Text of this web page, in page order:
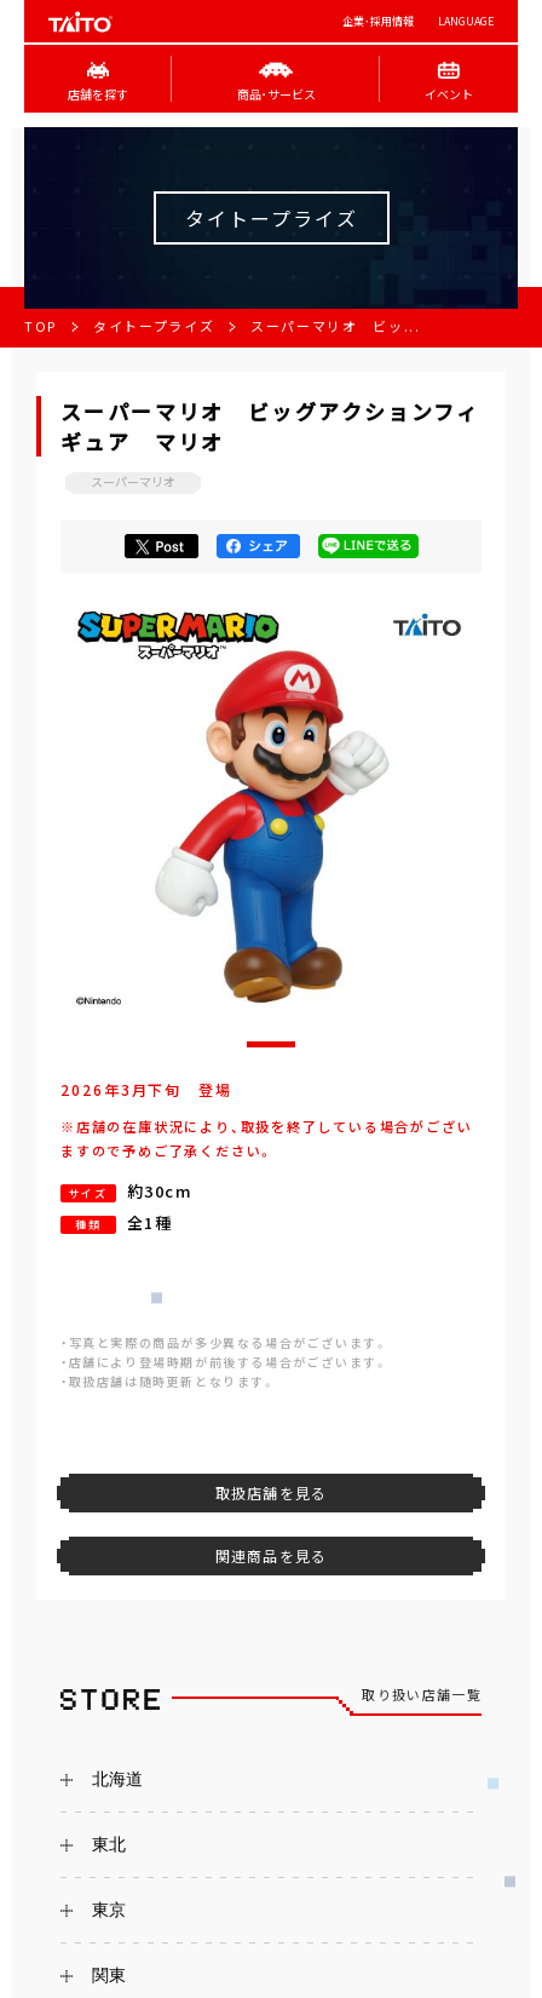
企業･採用情報 LANGUAGE
店舗を探す 商品･サービス イベント
タイトープライズ
TOP タイトープライズ スーパーマリオ ビッ...
スーパーマリオ ビッグアクションフィ
ギュア マリオ
スーパーマリオ
2026年3 月下旬 登場
※店舗の在庫状況により、取扱を終了している場合がござい
ますので予めご了承ください。
サイズ 約30cm
種類 全1種
・写真と実際の商品が多少異なる場合がございます。
・店舗により登場時期が前後する場合がございます。
・取扱店舗は随時更新となります。
取扱店舗を見る
関連商品を見る
取り扱い店舗一覧
北海道
東北
東京
関東